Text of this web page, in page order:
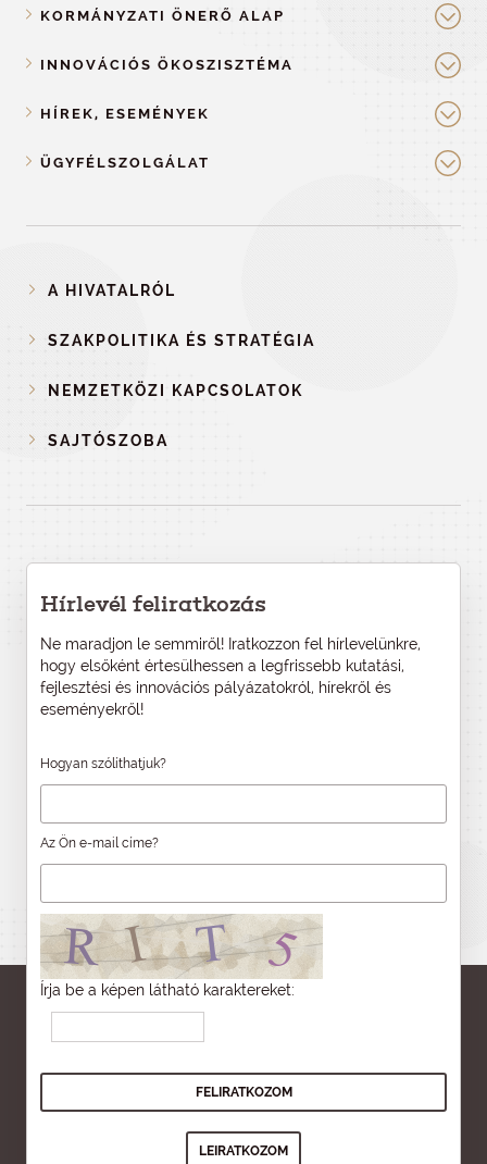
KORMÁNYZATI ÖNERŐ ALAP
INNOVÁCIÓS ÖKOSZISZTÉMA
HÍREK, ESEMÉNYEK
ÜGYFÉLSZOLGÁLAT
A HIVATALRÓL
SZAKPOLITIKA ÉS STRATÉGIA
NEMZETKÖZI KAPCSOLATOK
SAJTÓSZOBA
Hírlevél feliratkozás
Ne maradjon le semmiről! Iratkozzon fel hírlevelünkre,
hogy elsőként értesülhessen a legfrissebb kutatási,
fejlesztési és innovációs pályázatokról, hírekről és
eseményekről!
Hogyan szólíthatjuk?
Az Ön e-mail címe?
Írja be a képen látható karaktereket: